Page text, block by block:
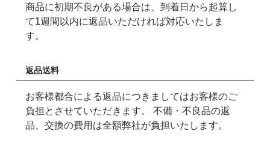
商品に初期不良がある場合は、到着日から起算し
て1週間以内に返品いただければ対応いたしま
す。
返品送料
お客様都合による返品につきましてはお客様のご
負担とさせていただきます。 不備・不良品の返
品、交換の費用は全額弊社が負担いたします。